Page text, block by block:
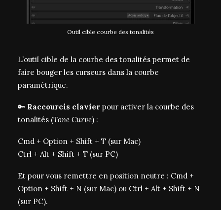
Outil cible courbe des tonalités
L’outil cible de la courbe des tonalités permet de
faire bouger les curseurs dans la courbe
paramétrique.
🔑 Raccourcis clavier pour activer la courbe des
tonalités (Tone Curve) :
Cmd + Option + Shift + T (sur Mac)
Ctrl + Alt + Shift + T (sur PC)
Et pour vous remettre en position neutre : Cmd +
Option + Shift + N (sur Mac) ou Ctrl + Alt + Shift + N
(sur PC).